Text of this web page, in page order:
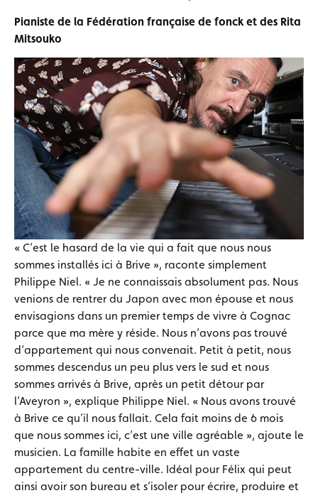
Pianiste de la Fédération française de fonck et des Rita
Mitsouko
« C’est le hasard de la vie qui a fait que nous nous
sommes installés ici à Brive », raconte simplement
Philippe Niel. « Je ne connaissais absolument pas. Nous
venions de rentrer du Japon avec mon épouse et nous
envisagions dans un premier temps de vivre à Cognac
parce que ma mère y réside. Nous n’avons pas trouvé
d’appartement qui nous convenait. Petit à petit, nous
sommes descendus un peu plus vers le sud et nous
sommes arrivés à Brive, après un petit détour par
l’Aveyron », explique Philippe Niel. « Nous avons trouvé
à Brive ce qu’il nous fallait. Cela fait moins de 6 mois
que nous sommes ici, c’est une ville agréable », ajoute le
musicien. La famille habite en effet un vaste
appartement du centre-ville. Idéal pour Félix qui peut
ainsi avoir son bureau et s’isoler pour écrire, produire et